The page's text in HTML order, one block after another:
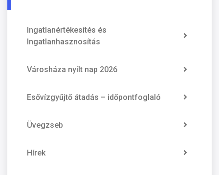
Ingatlanértékesítés és
Ingatlanhasznosítás
Városháza nyílt nap 2026
Esővízgyűjtő átadás – időpontfoglaló
Üvegzseb
Hírek